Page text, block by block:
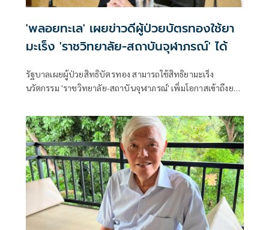
'พลอยทะเล' เผยข่าวดีผู้ป่วยบัตรทองใช้ยา
มะเร็ง 'ราชวิทยาลัย-สถาบันจุฬาภรณ์' ได้
รัฐบาลเผยผู้ป่วยสิทธิบัตรทอง สามารถใช้สิทธิยามะเร็ง
นวัตกรรม 'ราชวิทยาลัย-สถาบันจุฬาภรณ์' เพิ่มโอกาสเข้าถึงยา